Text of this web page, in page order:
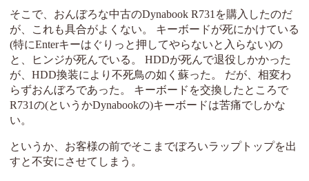
そこで、おんぼろな中古のDynabook R731を購入したのだ
が、これも具合がよくない。 キーボードが死にかけている
(特にEnterキーはぐりっと押してやらないと入らない)の
と、ヒンジが死んでいる。 HDDが死んで退役しかかった
が、HDD換装により不死鳥の如く蘇った。 だが、相変わ
らずおんぼろであった。 キーボードを交換したところで
R731の(というかDynabookの)キーボードは苦痛でしかな
い。
というか、お客様の前でそこまでぼろいラップトップを出
すと不安にさせてしまう。